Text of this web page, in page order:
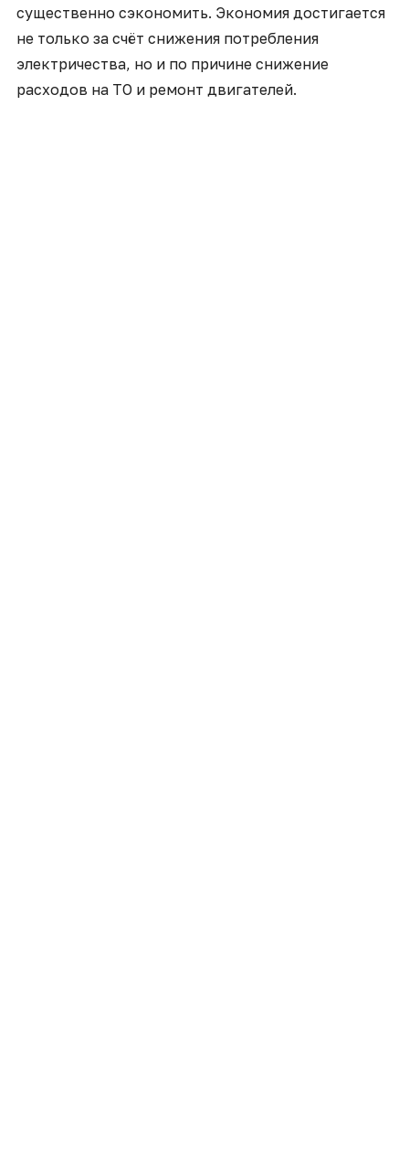
существенно сэкономить. Экономия достигается
не только за счёт снижения потребления
электричества, но и по причине снижение
расходов на ТО и ремонт двигателей.